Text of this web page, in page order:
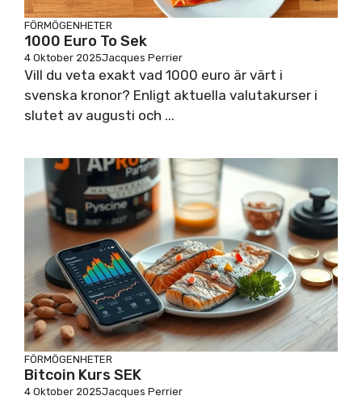
FÖRMÖGENHETER
1000 Euro To Sek
4 Oktober 2025Jacques Perrier
Vill du veta exakt vad 1000 euro är värt i
svenska kronor? Enligt aktuella valutakurser i
slutet av augusti och ...
FÖRMÖGENHETER
Bitcoin Kurs SEK
4 Oktober 2025Jacques Perrier